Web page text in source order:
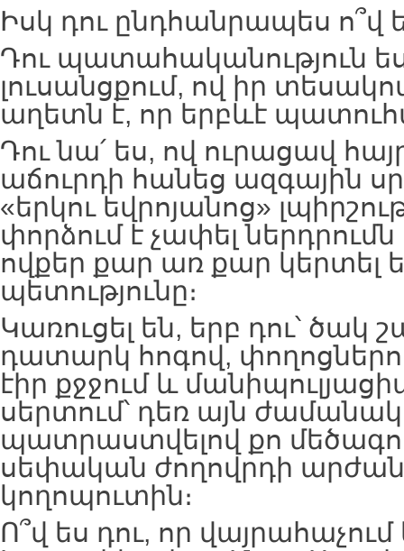
Իսկ դու ընդհանրապես ո՞վ
Դու պատահականություն
լուսանցքում, ով իր
աղետն է, որ երբևէ
Դու նա՛ ես, ով ուրացավ
աճուրդի հանեց ազգային
«երկու եվրոյանոց»
փորձում է չափել
ովքեր քար առ քար կերտել
պետությունը։
Կառուցել են, երբ դու՝ ծակ
դատարկ հոգով,
էիր քջջում և
սերտում՝ դեռ այն
պատրաստվելով քո
սեփական ժողովրդի
կողոպուտին։
Ո՞վ ես դու, որ